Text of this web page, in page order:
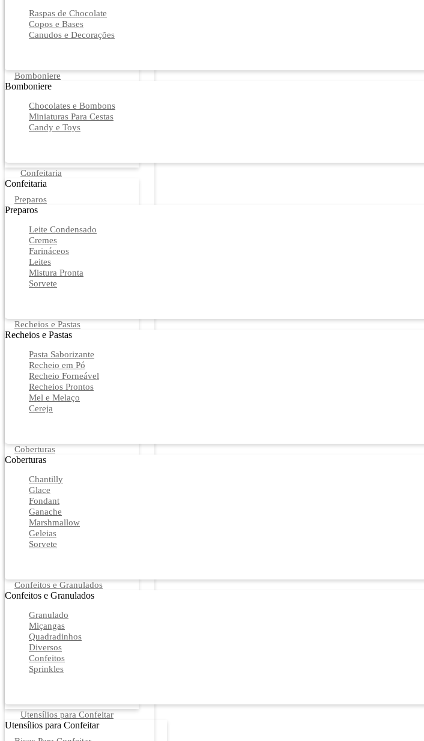
Raspas de Chocolate
Copos e Bases
Canudos e Decorações
Bomboniere
Bomboniere
Chocolates e Bombons
Miniaturas Para Cestas
Candy e Toys
Confeitaria
Confeitaria
Preparos
Preparos
Leite Condensado
Cremes
Farináceos
Leites
Mistura Pronta
Sorvete
Recheios e Pastas
Recheios e Pastas
Pasta Saborizante
Recheio em Pó
Recheio Forneável
Recheios Prontos
Mel e Melaço
Cereja
Coberturas
Coberturas
Chantilly
Glace
Fondant
Ganache
Marshmallow
Geleias
Sorvete
Confeitos e Granulados
Confeitos e Granulados
Granulado
Miçangas
Quadradinhos
Diversos
Confeitos
Sprinkles
Utensílios para Confeitar
Utensílios para Confeitar